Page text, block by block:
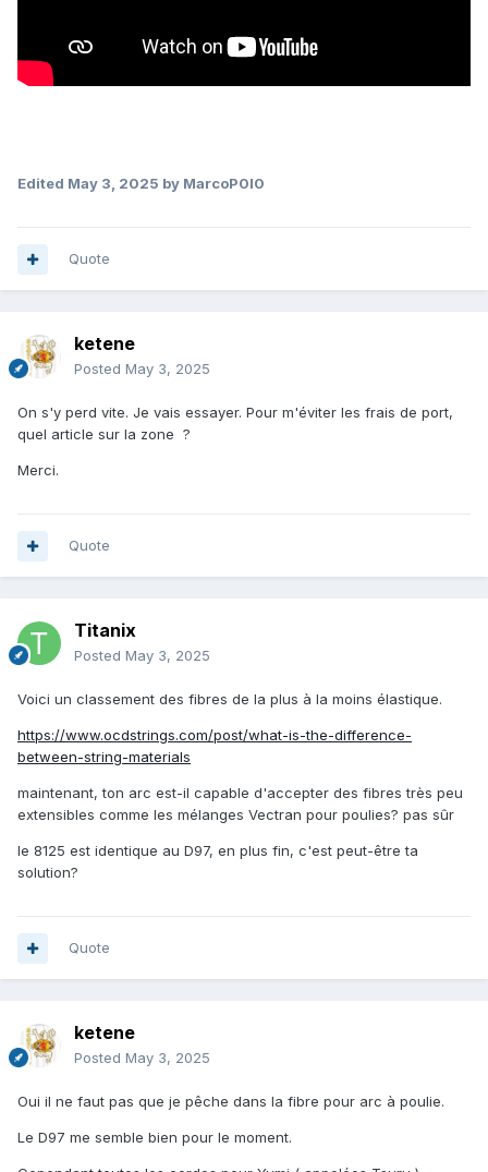
Edited May 3, 2025 by MarcoP0l0
Quote
ketene
Posted May 3, 2025
On s'y perd vite. Je vais essayer. Pour m'éviter les frais de port,
quel article sur la zone ?
Merci.
Quote
Titanix
Posted May 3, 2025
Voici un classement des fibres de la plus à la moins élastique.
https://www.ocdstrings.com/post/what-is-the-difference-
between-string-materials
maintenant, ton arc est-il capable d'accepter des fibres très peu
extensibles comme les mélanges Vectran pour poulies? pas sûr
le 8125 est identique au D97, en plus fin, c'est peut-être ta
solution?
Quote
ketene
Posted May 3, 2025
Oui il ne faut pas que je pêche dans la fibre pour arc à poulie.
Le D97 me semble bien pour le moment.